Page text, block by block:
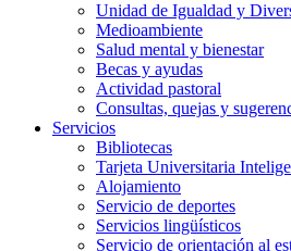
Unidad de Igualdad y
Medioambiente
Salud mental y bienestar
Becas y ayudas
Actividad pastoral
Consultas, quejas y
Servicios
Bibliotecas
Tarjeta Universitaria
Alojamiento
Servicio de deportes
Servicios lingüísticos
Servicio de orientación al